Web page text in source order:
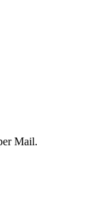
Mail.